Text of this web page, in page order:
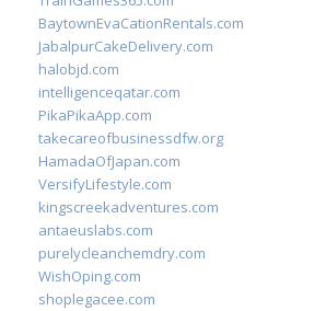
BaytownEvaCationRentals.com
JabalpurCakeDelivery.com
halobjd.com
intelligenceqatar.com
PikaPikaApp.com
takecareofbusinessdfw.org
HamadaOfJapan.com
VersifyLifestyle.com
kingscreekadventures.com
antaeuslabs.com
purelycleanchemdry.com
WishOping.com
shoplegacee.com